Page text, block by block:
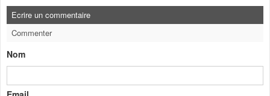
Ecrire un commentaire
Commenter
Nom